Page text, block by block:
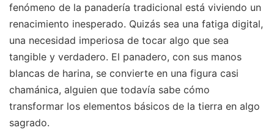
fenómeno de la panadería tradicional está viviendo un
renacimiento inesperado. Quizás sea una fatiga digital,
una necesidad imperiosa de tocar algo que sea
tangible y verdadero. El panadero, con sus manos
blancas de harina, se convierte en una figura casi
chamánica, alguien que todavía sabe cómo
transformar los elementos básicos de la tierra en algo
sagrado.